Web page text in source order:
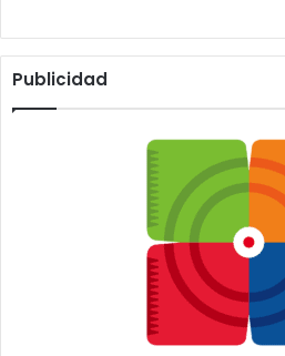
Publicidad